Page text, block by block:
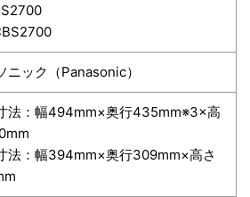
ニック（Panasonic）
法：幅494mm×奥行435mm※3×高
法：幅394mm×奥行309mm×高さ